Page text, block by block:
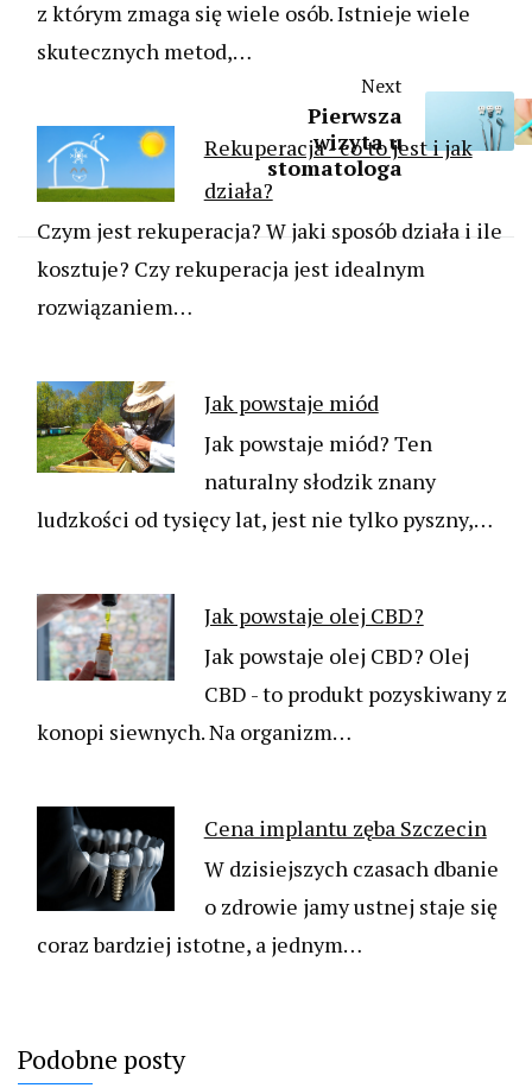
z którym zmaga się wiele osób. Istnieje wiele
skutecznych metod,…
Rekuperacja - co to jest i jak
działa?
Czym jest rekuperacja? W jaki sposób działa i ile
kosztuje? Czy rekuperacja jest idealnym
rozwiązaniem…
Jak powstaje miód
Jak powstaje miód? Ten
naturalny słodzik znany
ludzkości od tysięcy lat, jest nie tylko pyszny,…
Jak powstaje olej CBD?
Jak powstaje olej CBD? Olej
CBD - to produkt pozyskiwany z
konopi siewnych. Na organizm…
Cena implantu zęba Szczecin
W dzisiejszych czasach dbanie
o zdrowie jamy ustnej staje się
coraz bardziej istotne, a jednym…
Next
Pierwsza
wizyta u
stomatologa
Podobne posty